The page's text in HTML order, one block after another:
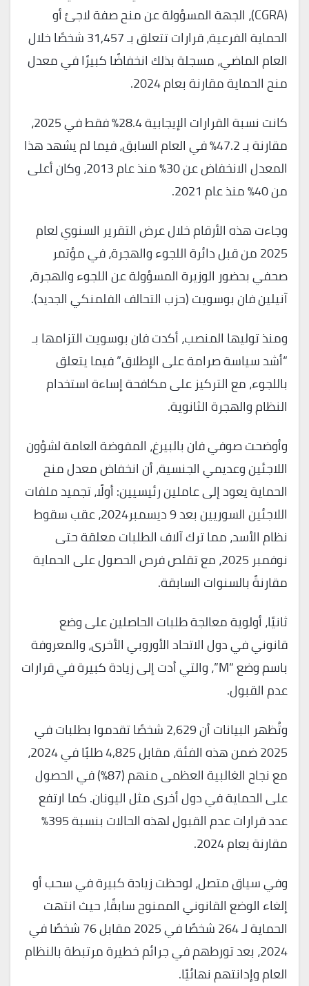
(CGRA)، الجهة المسؤولة عن منح صفة لاجئ أو
الحماية الفرعية، قرارات تتعلق بـ 31,457 شخصًا خلال
العام الماضي، مسجلة بذلك انخفاضًا كبيرًا في معدل
منح الحماية مقارنة بعام 2024.
كانت نسبة القرارات الإيجابية 28.4% فقط في 2025،
مقارنة بـ 47.2% في العام السابق، فيما لم يشهد هذا
المعدل الانخفاض عن 30% منذ عام 2013، وكان أعلى
من 40% منذ عام 2021.
وجاءت هذه الأرقام خلال عرض التقرير السنوي لعام
2025 من قبل دائرة اللجوء والهجرة، في مؤتمر
صحفي بحضور الوزيرة المسؤولة عن اللجوء والهجرة،
آنيلين فان بوسويت (حزب التحالف الفلمنكي الجديد).
ومنذ توليها المنصب، أكدت فان بوسويت التزامها بـ
“أشد سياسة صرامة على الإطلاق” فيما يتعلق
باللجوء، مع التركيز على مكافحة إساءة استخدام
النظام والهجرة الثانوية.
وأوضحت صوفي فان بالبيرغ، المفوضة العامة لشؤون
اللاجئين وعديمي الجنسية، أن انخفاض معدل منح
الحماية يعود إلى عاملين رئيسيين: أولًا، تجميد ملفات
اللاجئين السوريين بعد 9 ديسمبر2024، عقب سقوط
نظام الأسد، مما ترك آلاف الطلبات معلقة حتى
نوفمبر 2025، مع تقلص فرص الحصول على الحماية
مقارنةً بالسنوات السابقة.
ثانيًا، أولوية معالجة طلبات الحاصلين على وضع
قانوني في دول الاتحاد الأوروبي الأخرى، والمعروفة
باسم وضع “M”، والتي أدت إلى زيادة كبيرة في قرارات
عدم القبول.
وتُظهر البيانات أن 2,629 شخصًا تقدموا بطلبات في
2025 ضمن هذه الفئة، مقابل 4,825 طلبًا في 2024،
مع نجاح الغالبية العظمى منهم (87%) في الحصول
على الحماية في دول أخرى مثل اليونان. كما ارتفع
عدد قرارات عدم القبول لهذه الحالات بنسبة 395%
مقارنة بعام 2024.
وفي سياق متصل، لوحظت زيادة كبيرة في سحب أو
إلغاء الوضع القانوني الممنوح سابقًا، حيث انتهت
الحماية لـ 264 شخصًا في 2025 مقابل 76 شخصًا في
2024، بعد تورطهم في جرائم خطيرة مرتبطة بالنظام
العام وإدانتهم نهائيًا.